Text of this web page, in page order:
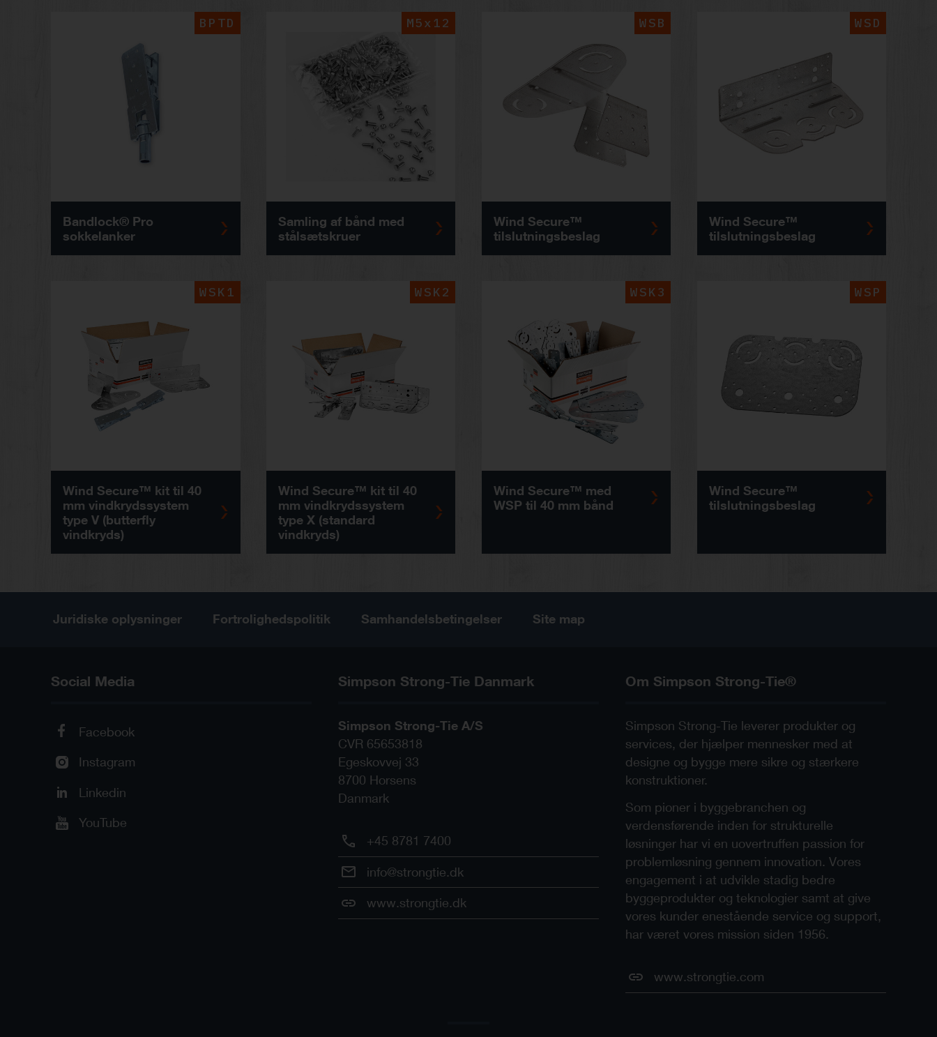
BPTD
Bandlock® Pro
sokkelanker
M5x12
Samling af bånd med
stålsætskruer
WSB
Wind Secure™
tilslutningsbeslag
WSD
Wind Secure™
tilslutningsbeslag
WSK1
Wind Secure™ kit til 40
mm vindkrydssystem
type V (butterfly
vindkryds)
WSK2
Wind Secure™ kit til 40
mm vindkrydssystem
type X (standard
vindkryds)
WSK3
Wind Secure™ med
WSP til 40 mm bånd
WSP
Wind Secure™
tilslutningsbeslag
Juridiske oplysninger Fortrolighedspolitik Samhandelsbetingelser Site map
Om Simpson Strong-Tie®
Simpson Strong-Tie leverer produkter og
services, der hjælper mennesker med at
designe og bygge mere sikre og stærkere
konstruktioner.
Som pioner i byggebranchen og
verdensførende inden for strukturelle
løsninger har vi en uovertruffen passion for
problemløsning gennem innovation. Vores
engagement i at udvikle stadig bedre
byggeprodukter og teknologier samt at give
vores kunder enestående service og support,
har været vores mission siden 1956.
www.strongtie.com
Simpson Strong-Tie Danmark
Simpson Strong-Tie A/S
CVR 65653818
Egeskovvej 33
8700 Horsens
Danmark
+45 8781 7400
info@strongtie.dk
www.strongtie.dk
Social Media
Facebook
Instagram
Linkedin
YouTube